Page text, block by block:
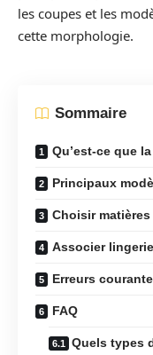
les coupes et les
cette morphologie.
Sommaire
Qu’est-ce que
Principaux
Choisir
Associer
Erreurs
FAQ
Quels types